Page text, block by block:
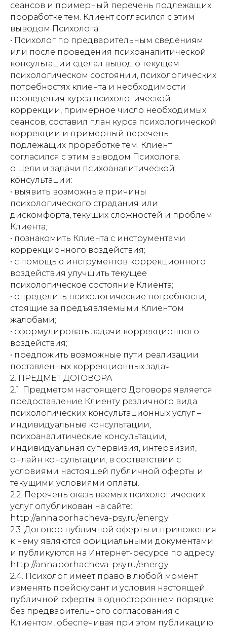
сеансов и примерный перечень подлежащих
проработке тем. Клиент согласился с этим
выводом Психолога.
• Психолог по предварительным сведениям
или после проведения психоаналитической
консультации сделал вывод о текущем
психологическом состоянии, психологических
потребностях клиента и необходимости
проведения курса психологической
коррекции, примерное число необходимых
сеансов, составил план курса психологической
коррекции и примерный перечень
подлежащих проработке тем. Клиент
согласился с этим выводом Психолога.
o Цели и задачи психоаналитической
консультации:
• выявить возможные причины
психологического страдания или
дискомфорта, текущих сложностей и проблем
Клиента;
• познакомить Клиента с инструментами
коррекционного воздействия;
• с помощью инструментов коррекционного
воздействия улучшить текущее
психологическое состояние Клиента;
• определить психологические потребности,
стоящие за предъявляемыми Клиентом
жалобами;
• сформулировать задачи коррекционного
воздействия;
• предложить возможные пути реализации
поставленных коррекционных задач.
2. ПРЕДМЕТ ДОГОВОРА
2.1. Предметом настоящего Договора является
предоставление Клиенту различного вида
психологических консультационных услуг –
индивидуальные консультации,
психоаналитические консультации,
индивидуальная супервизия, интервизия,
онлайн консультации, в соответствии с
условиями настоящей публичной оферты и
текущими условиями оплаты.
2.2. Перечень оказываемых психологических
услуг опубликован на сайте:
http://annaporhacheva-psy.ru/energy
2.3. Договор публичной оферты и приложения
к нему являются официальными документами
и публикуются на Интернет-ресурсе по адресу:
http://annaporhacheva-psy.ru/energy
2.4. Психолог имеет право в любой момент
изменять прейскурант и условия настоящей
публичной оферты в одностороннем порядке
без предварительного согласования с
Клиентом, обеспечивая при этом публикацию